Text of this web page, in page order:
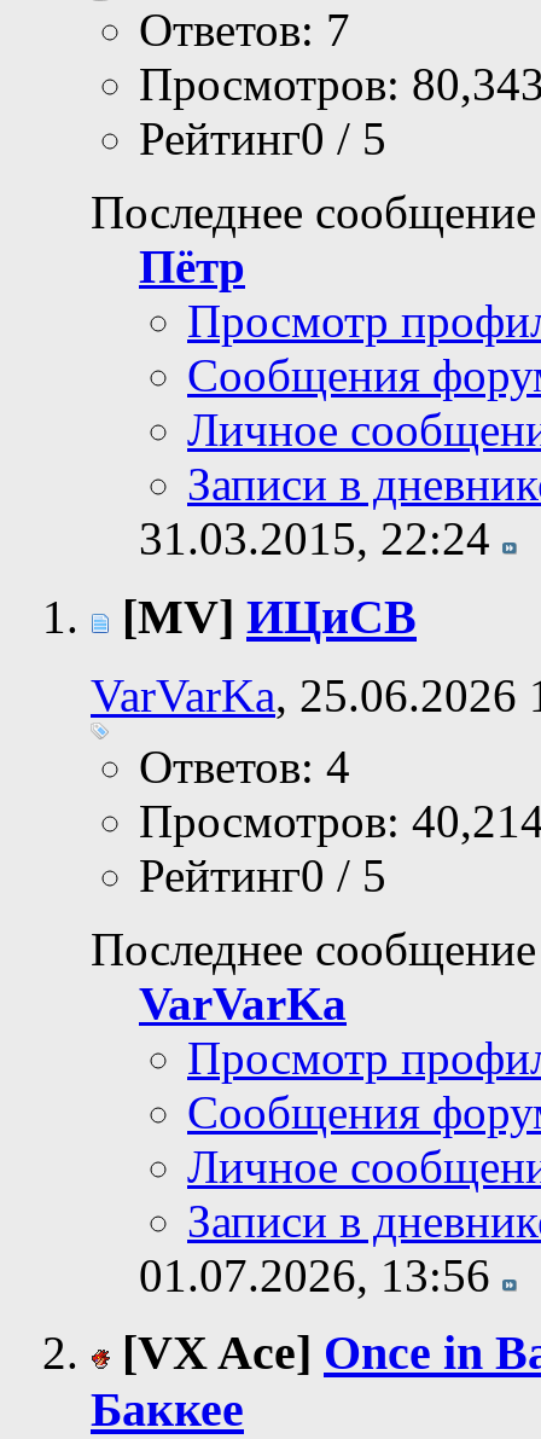
Ответов: 7
Просмотров:
Рейтинг0 / 5
Последнее
Пётр
Просмотр
Сообщения
Личное
Записи в
31.03.2015, 22:24
[MV] ИЦиСВ
VarVarKa, 25.06.2026
Ответов: 4
Просмотров:
Рейтинг0 / 5
Последнее
VarVarKa
Просмотр
Сообщения
Личное
Записи в
01.07.2026, 13:56
[VX Ace] Once in
Баккее